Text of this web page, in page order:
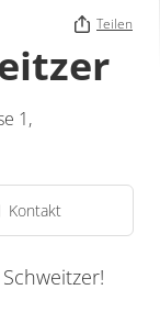
Teilen
1,
Kontakt